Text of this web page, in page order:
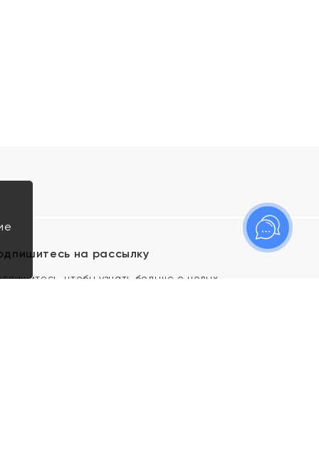
на рассылку
чтобы узнать больше о новых